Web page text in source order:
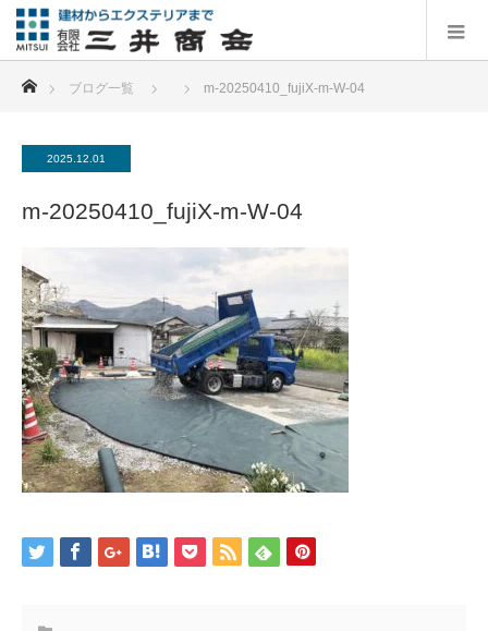
ブログ一覧 m-20250410_fujiX-m-W-04
2025.12.01
m-20250410_fujiX-m-W-04